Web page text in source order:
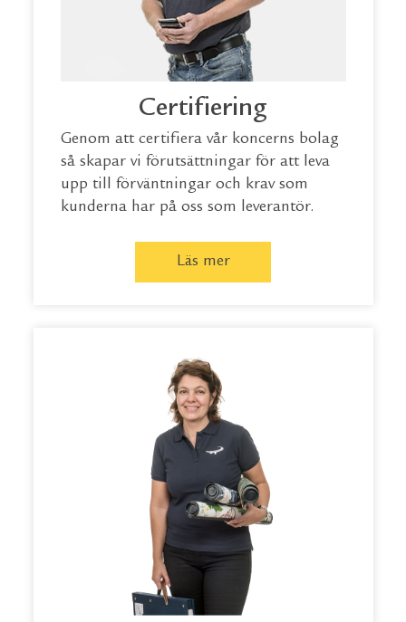
Certifiering
Genom att certifiera vår koncerns bolag
så skapar vi förutsättningar för att leva
upp till förväntningar och krav som
kunderna har på oss som leverantör.
Läs mer